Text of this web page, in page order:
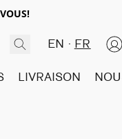
EN FR
LIVRAISON